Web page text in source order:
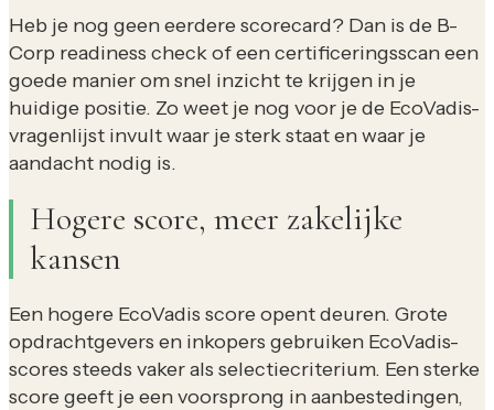
Heb je nog geen eerdere scorecard? Dan is de B-
Corp readiness check of een certificeringsscan een
goede manier om snel inzicht te krijgen in je
huidige positie. Zo weet je nog voor je de EcoVadis-
vragenlijst invult waar je sterk staat en waar je
aandacht nodig is.
Hogere score, meer zakelijke
kansen
Een hogere EcoVadis score opent deuren. Grote
opdrachtgevers en inkopers gebruiken EcoVadis-
scores steeds vaker als selectiecriterium. Een sterke
score geeft je een voorsprong in aanbestedingen,